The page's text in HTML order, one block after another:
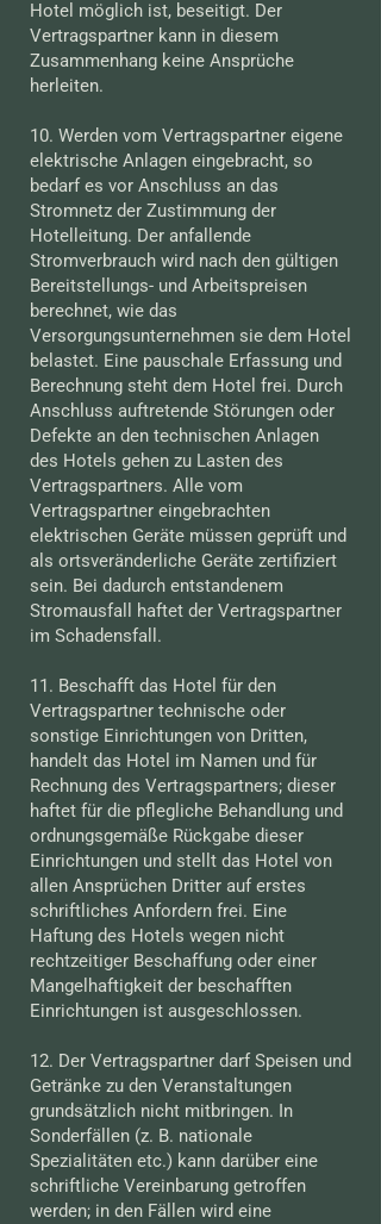
Hotel möglich ist, beseitigt. Der
Vertragspartner kann in diesem
Zusammenhang keine Ansprüche
herleiten.
10. Werden vom Vertragspartner eigene
elektrische Anlagen eingebracht, so
bedarf es vor Anschluss an das
Stromnetz der Zustimmung der
Hotelleitung. Der anfallende
Stromverbrauch wird nach den gültigen
Bereitstellungs- und Arbeitspreisen
berechnet, wie das
Versorgungsunternehmen sie dem Hotel
belastet. Eine pauschale Erfassung und
Berechnung steht dem Hotel frei. Durch
Anschluss auftretende Störungen oder
Defekte an den technischen Anlagen
des Hotels gehen zu Lasten des
Vertragspartners. Alle vom
Vertragspartner eingebrachten
elektrischen Geräte müssen geprüft und
als ortsveränderliche Geräte zertifiziert
sein. Bei dadurch entstandenem
Stromausfall haftet der Vertragspartner
im Schadensfall.
11. Beschafft das Hotel für den
Vertragspartner technische oder
sonstige Einrichtungen von Dritten,
handelt das Hotel im Namen und für
Rechnung des Vertragspartners; dieser
haftet für die pflegliche Behandlung und
ordnungsgemäße Rückgabe dieser
Einrichtungen und stellt das Hotel von
allen Ansprüchen Dritter auf erstes
schriftliches Anfordern frei. Eine
Haftung des Hotels wegen nicht
rechtzeitiger Beschaffung oder einer
Mangelhaftigkeit der beschafften
Einrichtungen ist ausgeschlossen.
12. Der Vertragspartner darf Speisen und
Getränke zu den Veranstaltungen
grundsätzlich nicht mitbringen. In
Sonderfällen (z. B. nationale
Spezialitäten etc.) kann darüber eine
schriftliche Vereinbarung getroffen
werden; in den Fällen wird eine